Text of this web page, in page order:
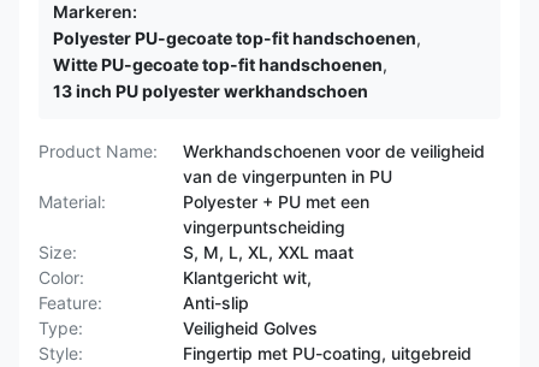
Markeren:
Polyester PU-gecoate top-fit handschoenen,
Witte PU-gecoate top-fit handschoenen,
13 inch PU polyester werkhandschoen
Product Name:
Werkhandschoenen voor de veiligheid
van de vingerpunten in PU
Material:
Polyester + PU met een
vingerpuntscheiding
Size:
S, M, L, XL, XXL maat
Color:
Klantgericht wit,
Feature:
Anti-slip
Type:
Veiligheid Golves
Style:
Fingertip met PU-coating, uitgebreid